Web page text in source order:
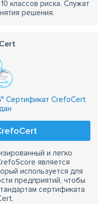
классов риска. Служат
решения.
Сертификат CrefoCert
и легко
является
используется для
предприятий, чтобы
сертификата